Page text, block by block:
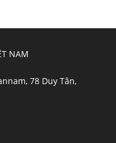
NAM
78 Duy Tân,